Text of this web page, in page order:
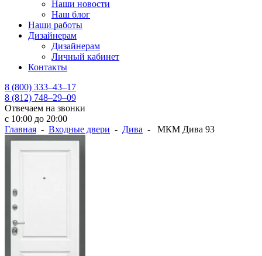
Наши новости
Наш блог
Наши работы
Дизайнерам
Дизайнерам
Личный кабинет
Контакты
8 (800) 333–43–17
8 (812) 748–29–09
Отвечаем на звонки
с 10:00 до 20:00
Главная - Входные двери - Дива - МКМ Дива 93